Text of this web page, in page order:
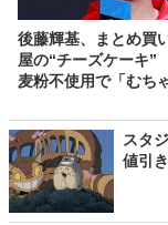
後藤輝基、まとめ買
屋の“チーズケーキ
麦粉不使用で「むち
スタ
値引